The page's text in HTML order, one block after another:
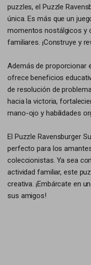
puzzles, el Puzzle
única. Es más que un
momentos nostálgicos y
familiares. ¡Construye y
Además de proporcionar
ofrece beneficios
de resolución de
hacia la victoria,
mano-ojo y habilidades
El Puzzle Ravensburger
perfecto para los
coleccionistas. Ya sea
actividad familiar, este
creativa. ¡Embárcate en
sus amigos!